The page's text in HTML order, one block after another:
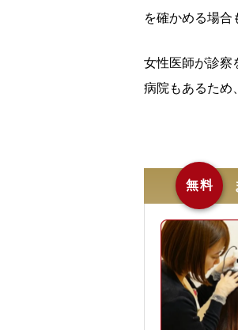
を確かめる場合
女性医師が診察
病院もあるため
無料